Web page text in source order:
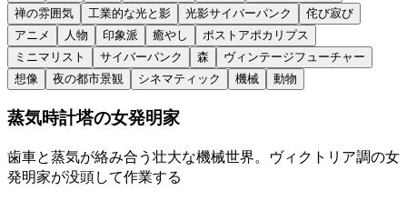
禅の雰囲気
工業的な光と影 光影サイバーパンク
侘び寂び
アニメ
人物 印象派 癒やし
ポストアポカリプス
ミニマリスト
サイバーパンク 森
ヴィンテージフューチャー
想像
夜の都市景観 シネマティック 機械 動物
蒸気時計塔の女発明家
歯車と蒸気が絡み合う壮大な機械世界。ヴィクトリア調の女
発明家が没頭して作業する